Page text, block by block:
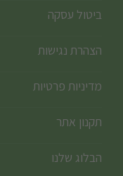
ביטול עסקה
הצהרת נגישות
מדיניות פרטיות
תקנון אתר
הבלוג שלנו